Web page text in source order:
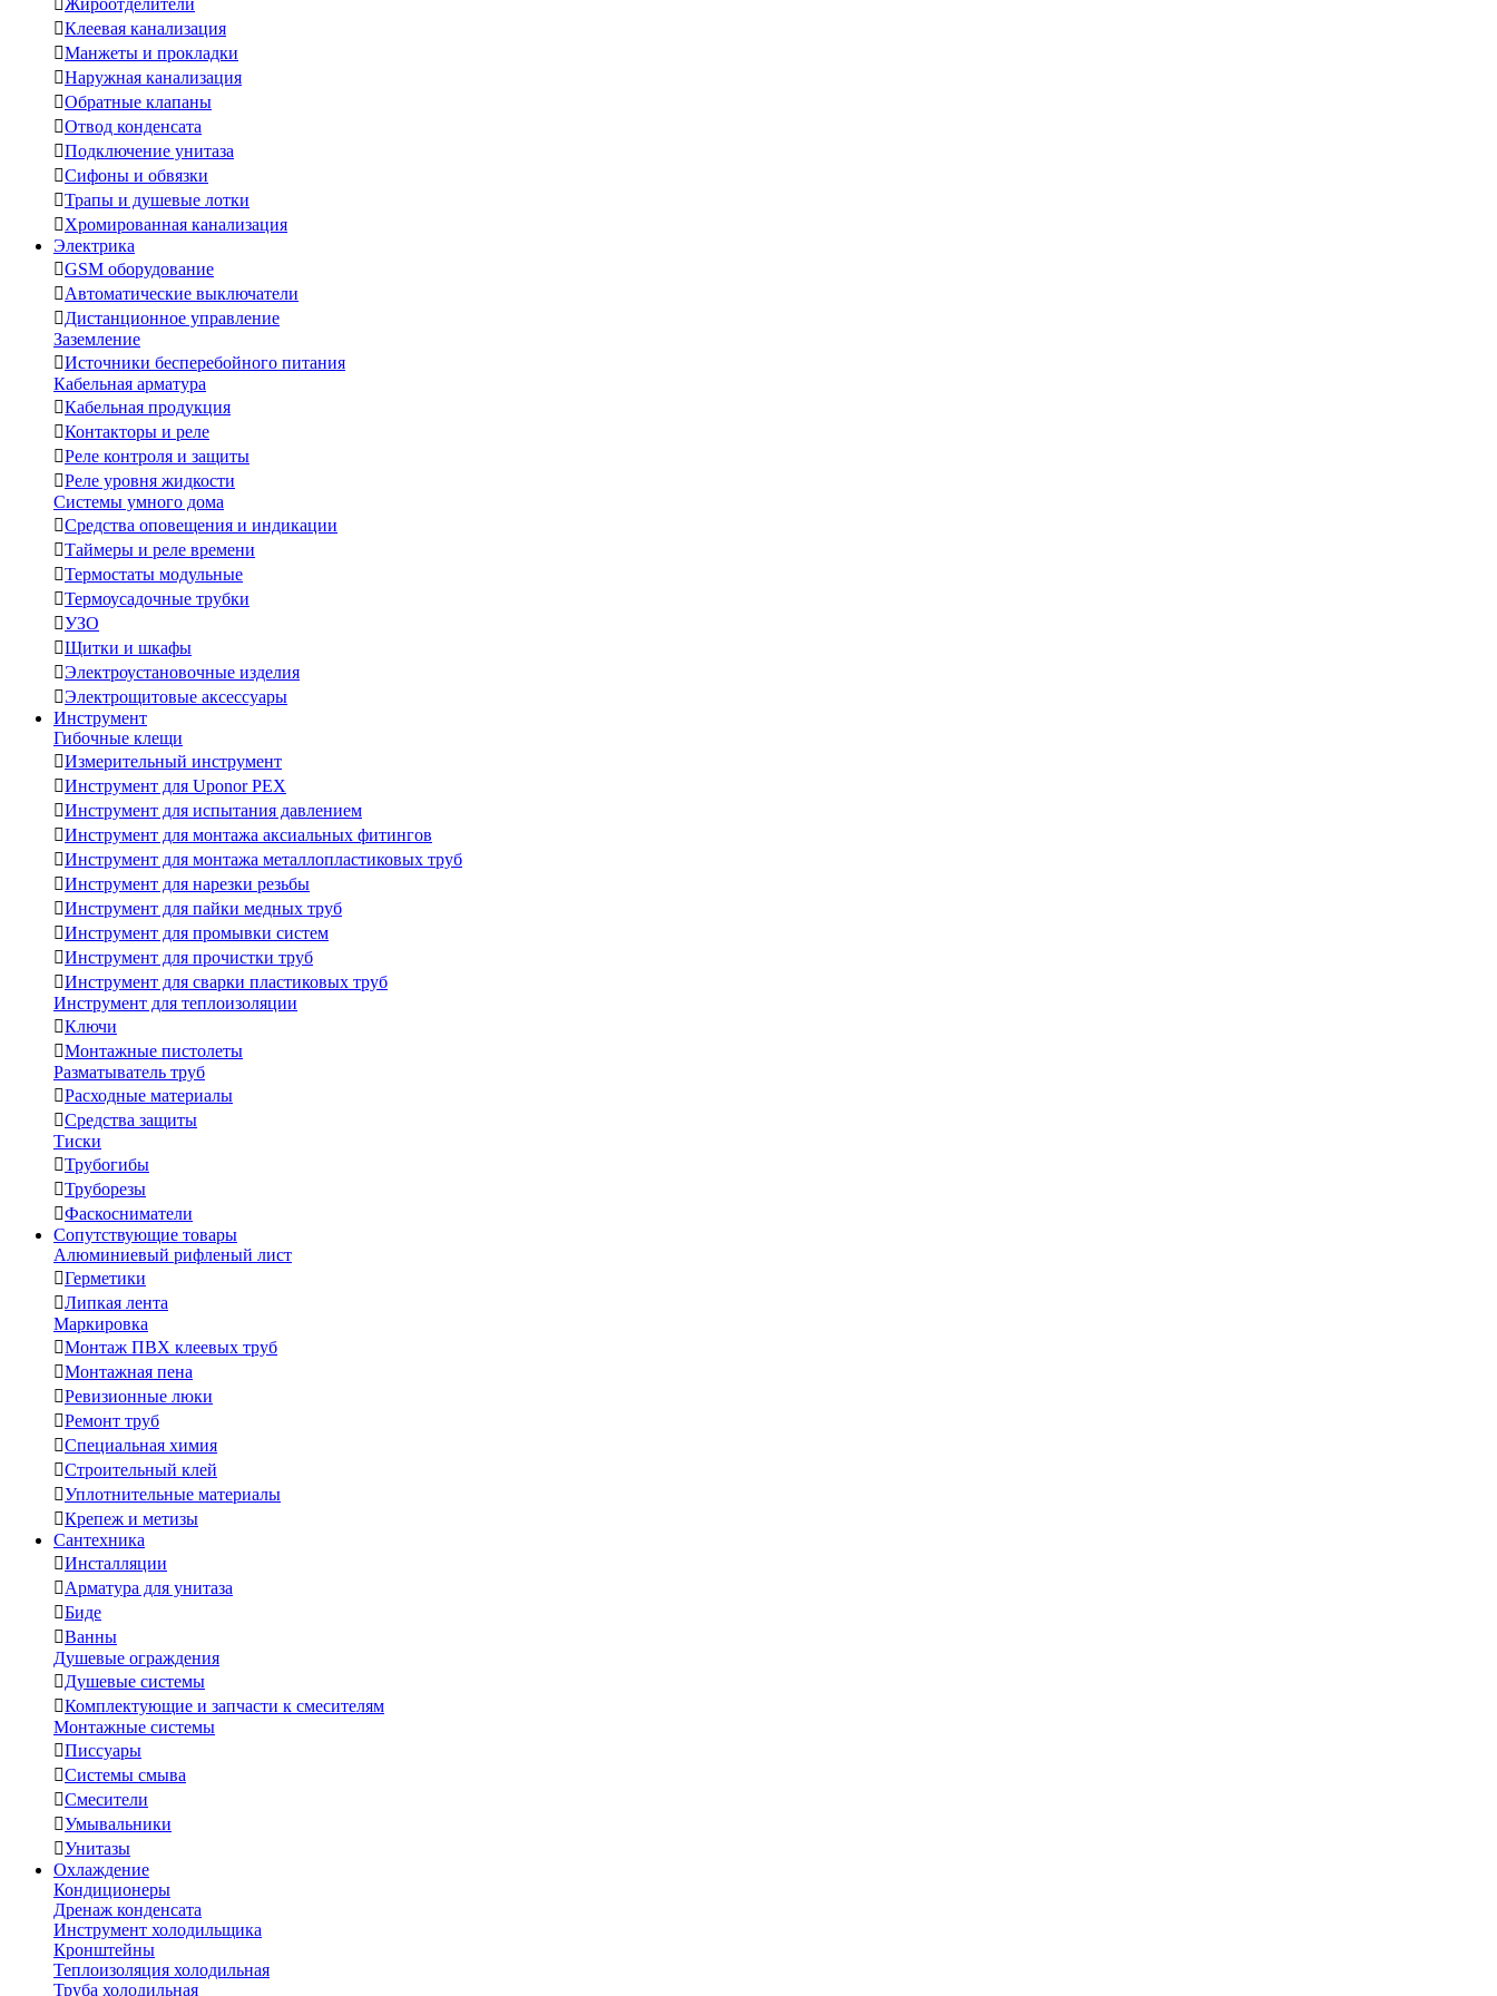
Жироотделители
Клеевая канализация
Манжеты и прокладки
Наружная канализация
Обратные клапаны
Отвод конденсата
Подключение унитаза
Сифоны и обвязки
Трапы и душевые лотки
Хромированная канализация
Электрика
GSM оборудование
Автоматические выключатели
Дистанционное управление
Заземление
Источники бесперебойного питания
Кабельная арматура
Кабельная продукция
Контакторы и реле
Реле контроля и защиты
Реле уровня жидкости
Системы умного дома
Средства оповещения и индикации
Таймеры и реле времени
Термостаты модульные
Термоусадочные трубки
УЗО
Щитки и шкафы
Электроустановочные изделия
Электрощитовые аксессуары
Инструмент
Гибочные клещи
Измерительный инструмент
Инструмент для Uponor PEX
Инструмент для испытания давлением
Инструмент для монтажа аксиальных фитингов
Инструмент для монтажа металлопластиковых труб
Инструмент для нарезки резьбы
Инструмент для пайки медных труб
Инструмент для промывки систем
Инструмент для прочистки труб
Инструмент для сварки пластиковых труб
Инструмент для теплоизоляции
Ключи
Монтажные пистолеты
Разматыватель труб
Расходные материалы
Средства защиты
Тиски
Трубогибы
Труборезы
Фаскосниматели
Сопутствующие товары
Алюминиевый рифленый лист
Герметики
Липкая лента
Маркировка
Монтаж ПВХ клеевых труб
Монтажная пена
Ревизионные люки
Ремонт труб
Специальная химия
Строительный клей
Уплотнительные материалы
Крепеж и метизы
Сантехника
Инсталляции
Арматура для унитаза
Биде
Ванны
Душевые ограждения
Душевые системы
Комплектующие и запчасти к смесителям
Монтажные системы
Писсуары
Системы смыва
Смесители
Умывальники
Унитазы
Охлаждение
Кондиционеры
Дренаж конденсата
Инструмент холодильщика
Кронштейны
Теплоизоляция холодильная
Труба холодильная